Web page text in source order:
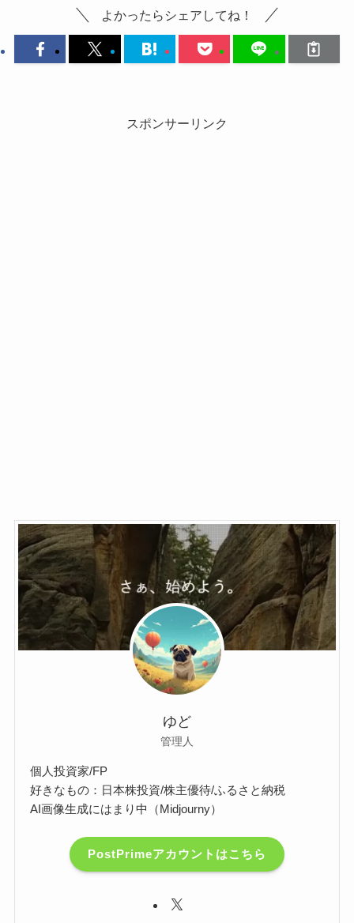
よかったらシェアしてね！
スポンサーリンク
ゆど
管理人
個人投資家/FP
好きなもの：日本株投資/株主優待/ふるさと納税
AI画像生成にはまり中（Midjourny）
PostPrimeアカウントはこちら